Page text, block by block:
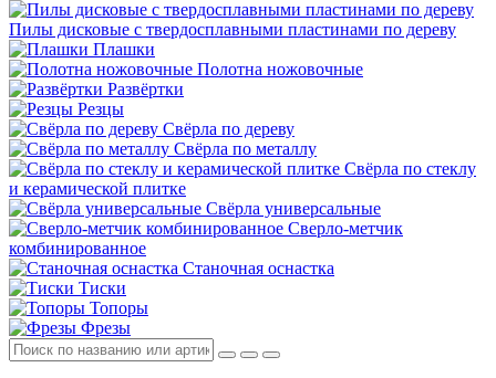
Пилы дисковые с твердосплавными пластинами по дереву
Плашки
Полотна ножовочные
Развёртки
Резцы
Свёрла по дереву
Свёрла по металлу
Свёрла по стеклу
и керамической плитке
Свёрла универсальные
Сверло-метчик
комбинированное
Станочная оснастка
Тиски
Топоры
Фрезы